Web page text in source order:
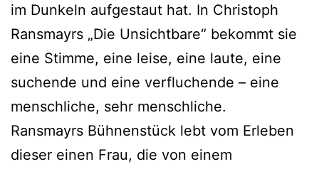
im Dunkeln aufgestaut hat. In Christoph
Ransmayrs „Die Unsichtbare“ bekommt sie
eine Stimme, eine leise, eine laute, eine
suchende und eine verfluchende – eine
menschliche, sehr menschliche.
Ransmayrs Bühnenstück lebt vom Erleben
dieser einen Frau, die von einem